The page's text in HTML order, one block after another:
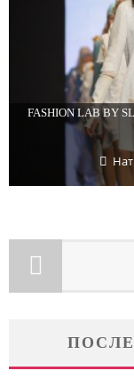
FASHION LAB BY